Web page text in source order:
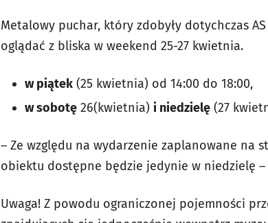
Metalowy puchar, który zdobyły dotychczas
oglądać z bliska w weekend 25-27 kwietnia.
w piątek (25 kwietnia) od 14:00 do 18:00,
w sobotę 26(kwietnia) i niedzielę (27
– Ze względu na wydarzenie zaplanowane na
obiektu dostępne będzie jedynie w niedzielę –
Uwaga! Z powodu ograniczonej pojemności